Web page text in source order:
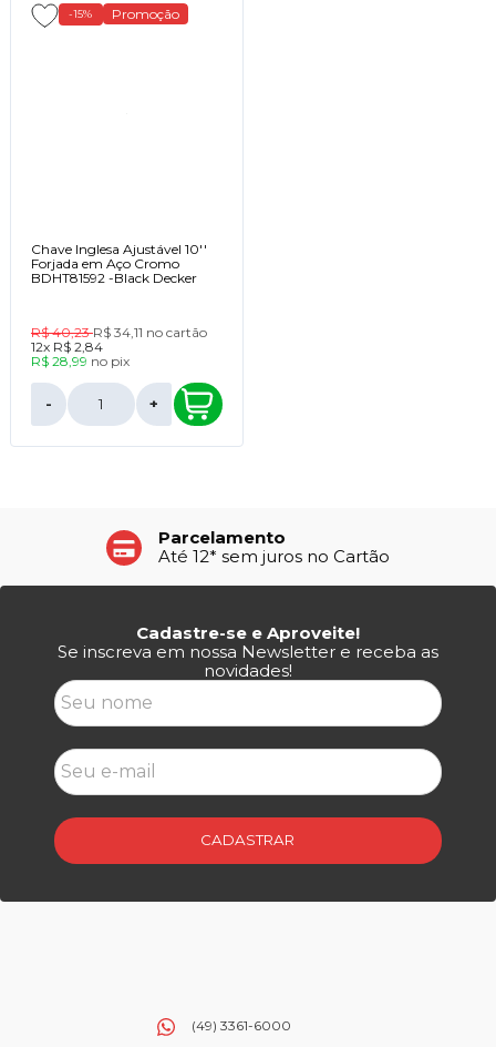
-15% Promoção
Chave Inglesa Ajustável 10''
Forjada em Aço Cromo
BDHT81592 -Black Decker
R$ 40,23R$ 34,11 no cartão
12x R$ 2,84
R$ 28,99 no pix
- +
Parcelamento
Até 12* sem juros no Cartão
Cadastre-se e Aproveite!
Se inscreva em nossa Newsletter e receba as
novidades!
CADASTRAR
(49) 3361-6000